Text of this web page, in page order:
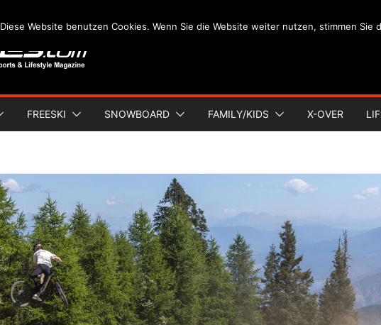
FREESKI SNOWBOARD FAMILY/KIDS X-OVER
Diese Website benutzen Cookies. Wenn Sie die Website weiter nutzen, stimmen Sie